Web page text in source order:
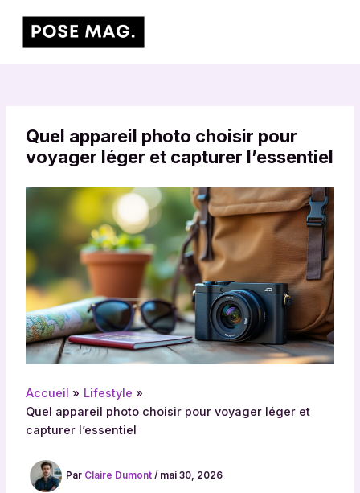
contenu
Quel appareil photo choisir pour
voyager léger et capturer l’essentiel
Accueil
Lifestyle
Quel appareil photo choisir pour voyager léger et
capturer l’essentiel
Par Claire Dumont / mai 30, 2026